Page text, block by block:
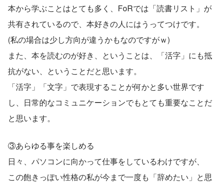
本から学ぶことはとても多く、FoRでは「読書リスト」が
共有されているので、本好きの人にはうってつけです。
(私の場合は少し方向が違うかもなのですがｗ)
また、本を読むのが好き、ということは、「活字」にも抵
抗がない、ということだと思います。
「活字」「文字」で表現することが何かと多い世界です
し、日常的なコミュニケーションでもとても重要なことだ
と思います。
③あらゆる事を楽しめる
日々、パソコンに向かって仕事をしているわけですが、
この飽きっぽい性格の私が今まで一度も「辞めたい」と思